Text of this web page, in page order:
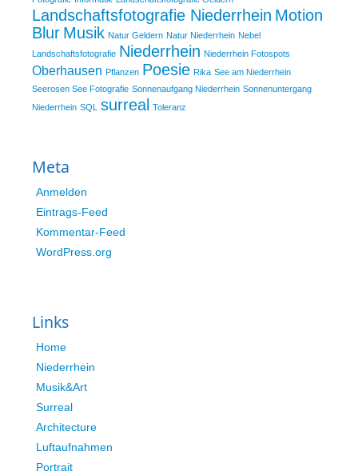
Landschaftsfotografie Niederrhein Motion
Blur Musik Natur Geldern Natur Niederrhein Nebel
Landschaftsfotografie Niederrhein Niederrhein Fotospots
Oberhausen Pflanzen Poesie Rika See am Niederrhein
Seerosen See Fotografie Sonnenaufgang Niederrhein Sonnenuntergang
Niederrhein SQL surreal Toleranz
Meta
Anmelden
Eintrags-Feed
Kommentar-Feed
WordPress.org
Links
Home
Niederrhein
Musik&Art
Surreal
Architecture
Luftaufnahmen
Portrait